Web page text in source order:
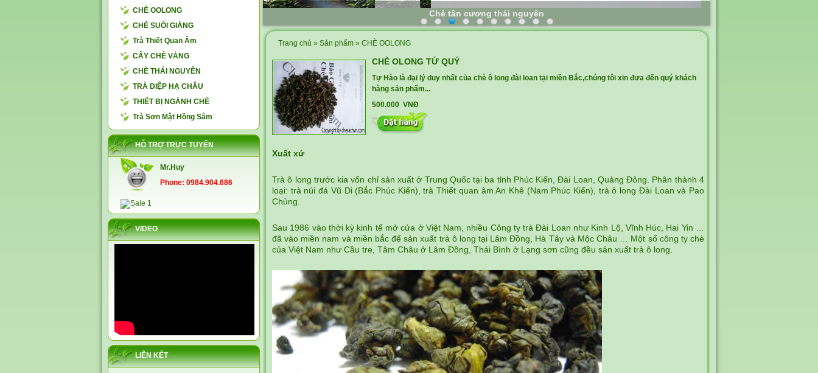
CHÈ OOLONG
CHÈ SUỐI GIÀNG
Trà Thiết Quan Âm
CÂY CHÈ VẰNG
CHÈ THÁI NGUYÊN
TRÀ DIỆP HẠ CHÂU
THIẾT BỊ NGÀNH CHÈ
Trà Sơn Mật Hồng Sâm
HỖ TRỢ TRỰC TUYẾN
Mr.Huy
Phone: 0984.904.686
VIDEO
LIÊN KẾT
Chè tân cương thái nguyên
Trang chủ » Sản phẩm » CHÈ OOLONG
CHÈ OLONG TỨ QUÝ
Tự Hào là đại lý duy nhất của chè ô long đài loan tại miền Bắc,chúng tôi xin đưa đến quý khách
hàng sản phẩm...
500.000 VNĐ
Xuất xứ
Trà ô long trước kia vốn chỉ sản xuất ở Trung Quốc tại ba tỉnh Phúc Kiến, Đài Loan, Quảng Đông. Phân thành 4
loại: trà núi đá Vũ Di (Bắc Phúc Kiến), trà Thiết quan âm An Khê (Nam Phúc Kiến), trà ô long Đài Loan và Pao
Chủng.
Sau 1986 vào thời kỳ kinh tế mở cửa ở Việt Nam, nhiều Công ty trà Đài Loan như Kinh Lộ, Vĩnh Húc, Hai Yin …
đã vào miền nam và miền bắc để sản xuất trà ô long tại Lâm Đồng, Hà Tây và Mộc Châu … Một số công ty chè
của Việt Nam như Cầu tre, Tâm Châu ở Lâm Đồng, Thái Bình ở Lạng sơn cũng đều sản xuất trà ô long.